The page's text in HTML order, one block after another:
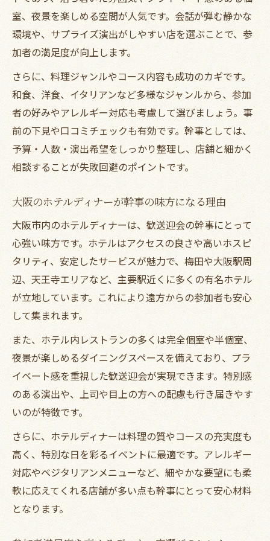
室、夜景を楽しめる空間が人気です。会話が弾む静かな
環境や、サプライズ演出がしやすい店を選ぶことで、参
加者の満足度が向上します。
さらに、料理ジャンルやコース内容も成功のカギです。
和食、洋食、イタリアンなど多様なジャンルから、参加
者の好みやアレルギー対応も考慮して選びましょう。事
前の下見や口コミチェックも有効です。幹事としては、
予算・人数・演出希望をしっかり整理し、店舗と細かく
相談することが失敗回避のポイントです。
大阪のホテルディナーが幹事の味方になる理由
大阪市内のホテルディナーは、歓送迎会の幹事にとって
心強い味方です。ホテルはアクセスの良さや高いホスピ
タリティ、安定したサービスが魅力で、梅田や大阪駅周
辺、天王寺エリアなど、主要駅近くに多くの有名ホテル
が立地しています。これにより遠方からの参加者も安心
して集まれます。
また、ホテル内レストランの多くは完全個室や半個室、
夜景が楽しめるダイニングスペースを備えており、プラ
イベート感を重視した歓送迎会が実現できます。特別感
のある演出や、上司や目上の方への配慮も行き届きやす
いのが特徴です。
さらに、ホテルディナーは料理の質やコースの充実度も
高く、特別な日を彩るイベントに最適です。アレルギー
対応やベジタリアンメニューなど、細やかな要望にも柔
軟に応えてくれる店舗が多い点も幹事にとって安心材料
となります。